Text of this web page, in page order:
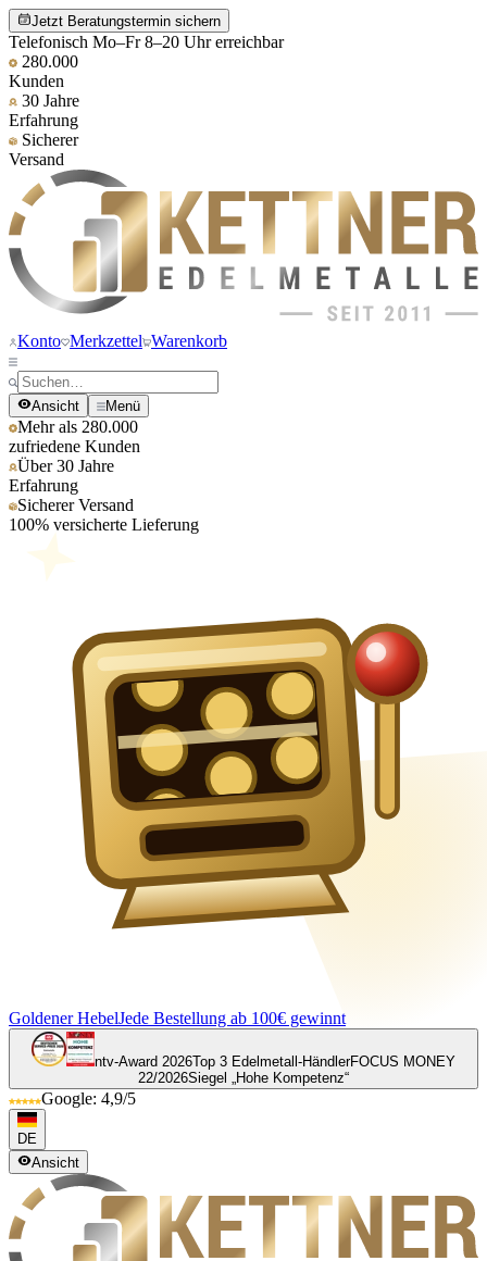
Jetzt Beratungstermin sichern
Telefonisch Mo–Fr 8–20 Uhr erreichbar
280.000
Kunden
30 Jahre
Erfahrung
Sicherer
Versand
Konto Merkzettel Warenkorb
Ansicht Menü
Mehr als 280.000
zufriedene Kunden
Über 30 Jahre
Erfahrung
Sicherer Versand
100% versicherte Lieferung
Goldener HebelJede Bestellung ab 100€ gewinnt
ntv-Award 2026Top 3 Edelmetall-HändlerFOCUS MONEY
22/2026Siegel „Hohe Kompetenz“
Google: 4,9/5
DE
Ansicht